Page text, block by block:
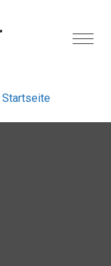
Startseite